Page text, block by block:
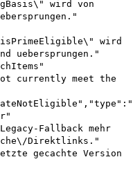
wird von
wird
uebersprungen."
currently meet the
Fallback mehr
Direktlinks."
gecachte Version